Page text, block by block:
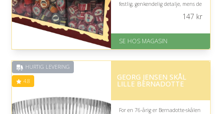
festlig, genkendelig detalje, mens de
På lager
Levering: 1-3 dage
God Trustpilot rating på 4.1 ud
147 kr
SE HOS MAGASIN
HURTIG LEVERING
4.8 GEORG JENSEN SKÅL
LILLE BERNADOTTE
For en 76-årig er Bernadotte-skålen